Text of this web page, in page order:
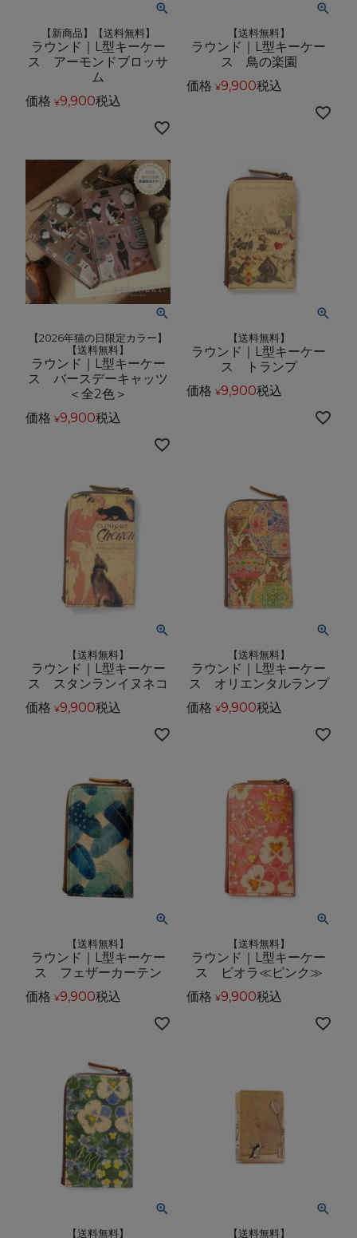
【新商品】【送料無料】
ラウンド｜L型キーケー
ス アーモンドブロッサ
ム
価格 ¥9,900税込
【送料無料】
ラウンド｜L型キーケー
ス 鳥の楽園
価格 ¥9,900税込
【2026年猫の日限定カラー】
【送料無料】
ラウンド｜L型キーケー
ス バースデーキャッツ
＜全2色＞
価格 ¥9,900税込
【送料無料】
ラウンド｜L型キーケー
ス トランプ
価格 ¥9,900税込
【送料無料】
ラウンド｜L型キーケー
ス スタンランイヌネコ
価格 ¥9,900税込
【送料無料】
ラウンド｜L型キーケー
ス オリエンタルランプ
価格 ¥9,900税込
【送料無料】
ラウンド｜L型キーケー
ス フェザーカーテン
価格 ¥9,900税込
【送料無料】
ラウンド｜L型キーケー
ス ビオラ≪ピンク≫
価格 ¥9,900税込
【送料無料】 【送料無料】